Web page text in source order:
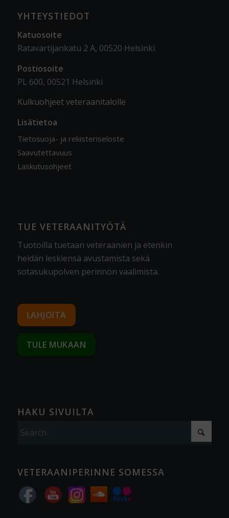
YHTEYSTIEDOT
Katuosoite
Ratavartijankatu 2 A, 00520 Helsinki
Postiosoite
PL 600, 00521 Helsinki
Kulkuohjeet veteraanitalolle
Lisätietoa
Tietosuoja- ja rekisteriseloste
Saavutettavuus
Laskutusohjeet
TUE VETERAANITYÖTÄ
Tuotoilla tuetaan veteraanien ja etenkin
heidän leskiensä avustamista sekä
sotasukupolven perinnön vaalimista.
LAHJOITA
TULE MUKAAN
HAKU SIVUILTA
VETERAANIPERINNE SOMESSA